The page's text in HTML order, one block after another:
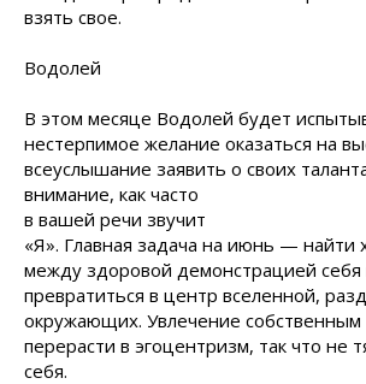
взять свое.
Водолей
В этом месяце Водолей будет
нестерпимое желание оказаться на
всеуслышание заявить о своих
внимание, как часто
в вашей речи звучит
«Я». Главная задача на июнь — найти
между здоровой демонстрацией себя
превратиться в центр вселенной,
окружающих. Увлечение собственным
перерасти в эгоцентризм, так что не
себя.